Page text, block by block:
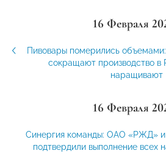
16 Февраля
Пивовары померились
сокращают производство
наращивают
16 Февраля
Синергия команды: ОАО
подтвердили выполнение всех